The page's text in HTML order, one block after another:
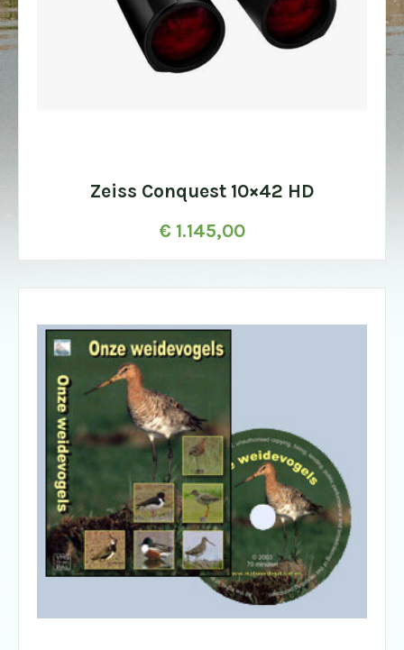
Zeiss Conquest 10×42 HD
€ 1.145,00